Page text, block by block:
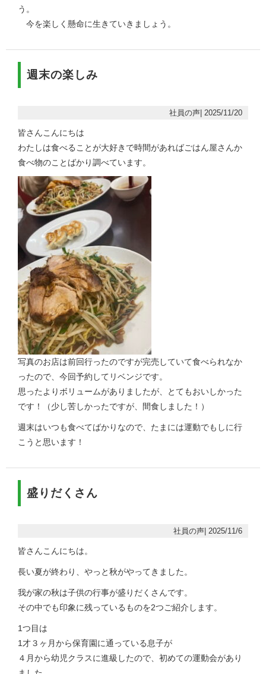
う。
今を楽しく懸命に生きていきましょう。
週末の楽しみ
社員の声| 2025/11/20
皆さんこんにちは
わたしは食べることが大好きで時間があればごはん屋さんか
食べ物のことばかり調べています。
写真のお店は前回行ったのですが完売していて食べられなか
ったので、今回予約してリベンジです。
思ったよりボリュームがありましたが、とてもおいしかった
です！（少し苦しかったですが、間食しました！）
週末はいつも食べてばかりなので、たまには運動でもしに行
こうと思います！
盛りだくさん
社員の声| 2025/11/6
皆さんこんにちは。
長い夏が終わり、やっと秋がやってきました。
我が家の秋は子供の行事が盛りだくさんです。
その中でも印象に残っているものを2つご紹介します。
1つ目は
1才３ヶ月から保育園に通っている息子が
４月から幼児クラスに進級したので、初めての運動会があり